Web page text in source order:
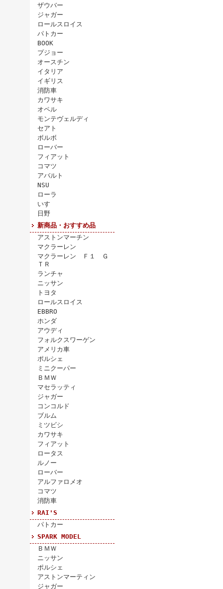
ザウバー
ジャガー
ロールスロイス
パトカー
BOOK
プジョー
オースチン
イタリア
イギリス
消防車
カワサキ
オペル
モンテヴェルディ
セアト
ボルボ
ローバー
フィアット
コマツ
アバルト
NSU
ローラ
いすゞ
日野
新商品・おすすめ品
アストンマーチン
マクラーレン
マクラーレン Ｆ１ Ｇ
ＴＲ
ランチャ
ニッサン
トヨタ
ロールスロイス
EBBRO
ホンダ
アウディ
フォルクスワーゲン
アメリカ車
ポルシェ
ミニクーパー
ＢＭＷ
マセラッティ
ジャガー
コンコルド
ブルム
ミツビシ
カワサキ
フィアット
ロータス
ルノー
ローバー
アルファロメオ
コマツ
消防車
RAI'S
パトカー
SPARK MODEL
ＢＭＷ
ニッサン
ポルシェ
アストンマーティン
ジャガー